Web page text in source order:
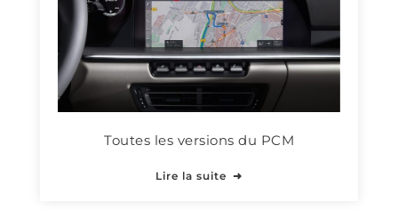
Toutes les versions du PCM
Lire la suite